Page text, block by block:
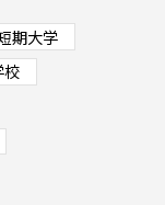
期大学
校